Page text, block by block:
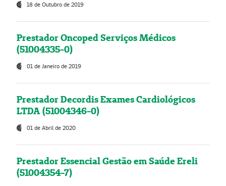
18 de Outubro de 2019
Prestador Oncoped Serviços Médicos
(51004335-0)
01 de Janeiro de 2019
Prestador Decordis Exames Cardiológicos
LTDA (51004346-0)
01 de Abril de 2020
Prestador Essencial Gestão em Saúde Ereli
(51004354-7)